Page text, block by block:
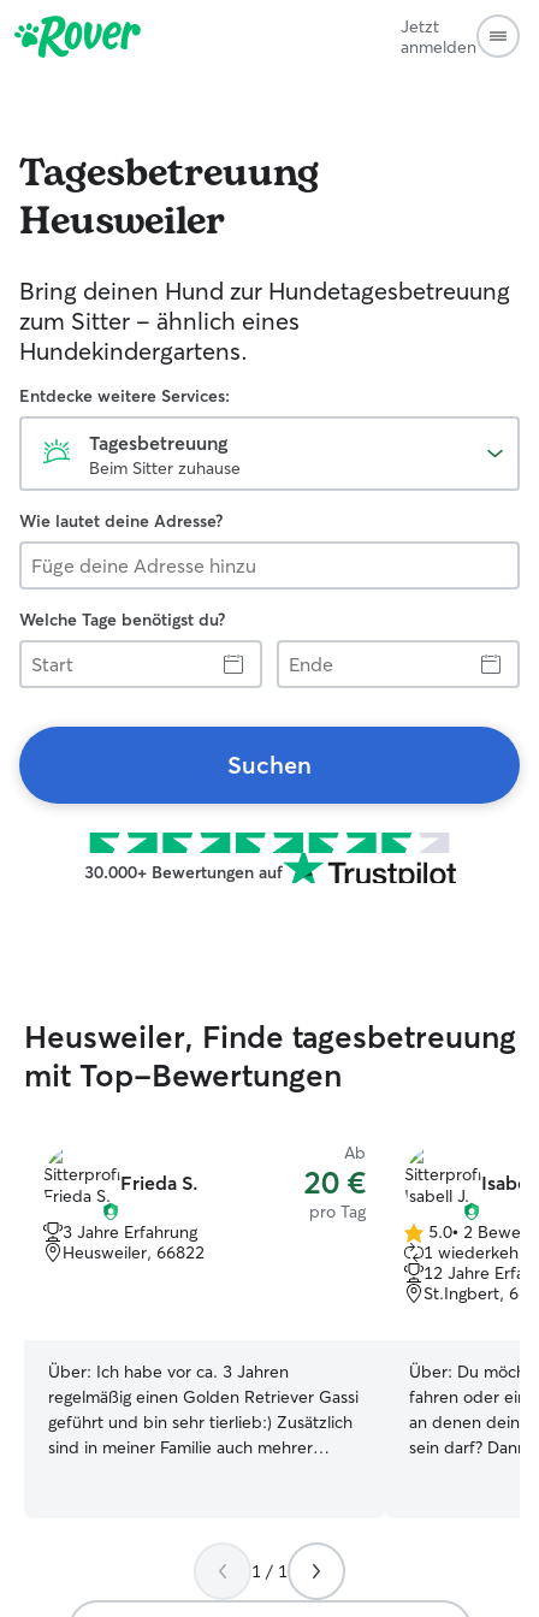
Jetzt
anmelden
Tagesbetreuung
Heusweiler
Bring deinen Hund zur Hundetagesbetreuung
zum Sitter - ähnlich eines
Hundekindergartens.
Entdecke weitere Services:
Tagesbetreuung
Beim Sitter zuhause
Wie lautet deine Adresse?
Welche Tage benötigst du?
Start
Ende
Suchen
30.000+ Bewertungen auf
Heusweiler, Finde tagesbetreuung
mit Top-Bewertungen
Frieda S.
Ab
20 €
pro Tag
3 Jahre Erfahrung
Heusweiler, 66822
Über: Ich habe vor ca. 3 Jahren
regelmäßig einen Golden Retriever Gassi
geführt und bin sehr tierlieb:) Zusätzlich
sind in meiner Familie auch mehrer
Woche nur Mittags und Nachmittags Zeit
habe. Freitags Abends und samstags
könnte ich auch eine Tierbetreuung über
5.0
von
5
Sternen
5.0• 2
1
12 Jahre
St.Ingbert,
Über: Du
fahren oder
an denen dein
sein darf? Dann
der Pflege,
1 / 1